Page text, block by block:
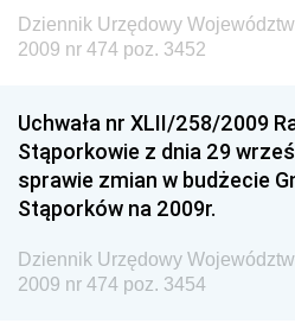
Dziennik Urzędowy Ministra
Dziennik Urzędowy Ministra
Narodowego i Sportu
Dziennik Urzędowy Ministra
Społecznej
Dziennik Urzędowy
Granicznej
Dziennik Urzędowy
2009 nr 474 poz. 3452
Uchwała nr XLII/258/2009
Stąporkowie z dnia 29
sprawie zmian w budżecie
Stąporków na 2009r.
Dziennik Urzędowy
2009 nr 474 poz. 3454